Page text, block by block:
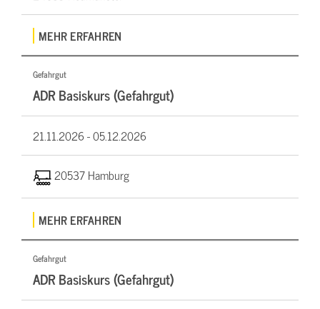
MEHR ERFAHREN
Gefahrgut
ADR Basiskurs (Gefahrgut)
21.11.2026 -05.12.2026
20537 Hamburg
MEHR ERFAHREN
Gefahrgut
ADR Basiskurs (Gefahrgut)